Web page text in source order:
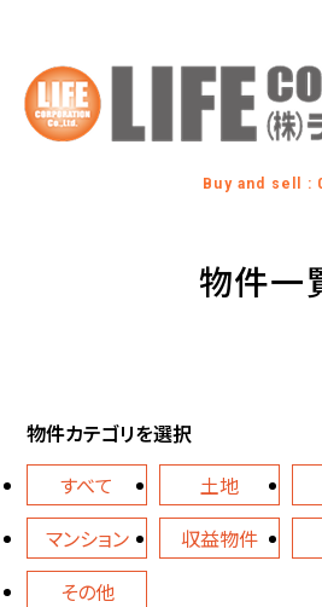
Buy and sell :
物件一
物件カテゴリを選択
すべて
土地
マンション
収益物件
その他